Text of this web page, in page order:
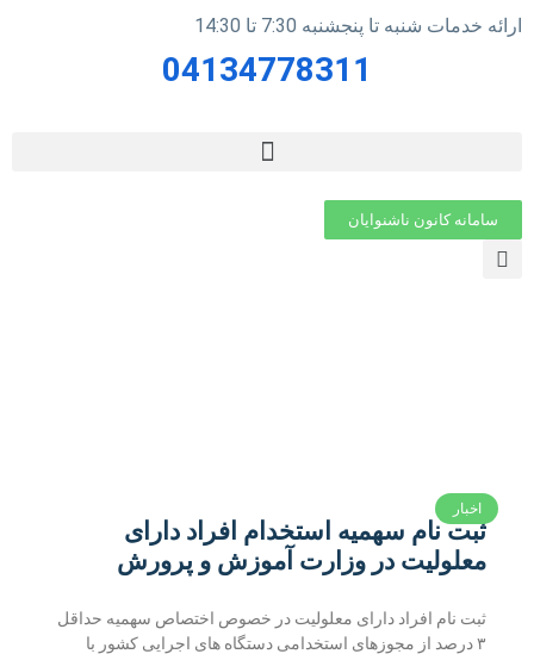
ارائه خدمات شنبه تا پنجشنبه 7:30 تا 14:30
04134778311
سامانه کانون ناشنوایان
اخبار
ثبت نام سهمیه استخدام افراد دارای
معلولیت در وزارت آموزش و پرورش
ثبت نام افراد دارای معلولیت در خصوص اختصاص سهمیه حداقل
۳ درصد از مجوزهای استخدامی دستگاه های اجرایی کشور با